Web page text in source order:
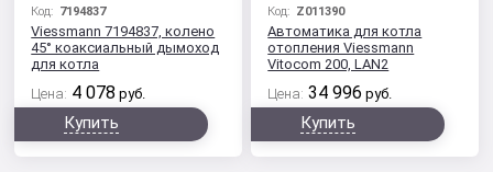
Код: 7194837
Viessmann 7194837, колено
45° коаксиальный дымоход
для котла
Цена: 4 078 руб.
Купить
Код: Z011390
Автоматика для котла
отопления Viessmann
Vitocom 200, LAN2
Цена: 34 996 руб.
Купить